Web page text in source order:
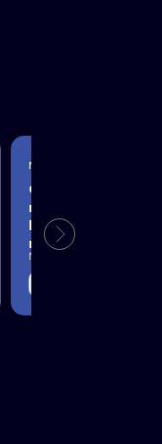
мастер-класс
Самостоятельное
продвижение на
Гугл и Яндекс
картах
Мария Малюгина